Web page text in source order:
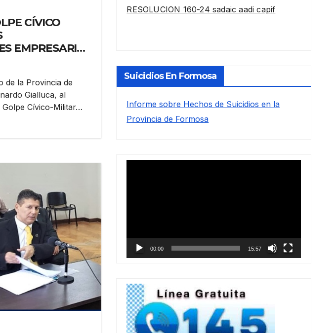
CÍVICO
EMPRESARIAS
DÍA
EN
BOLSILLO DE
de la Provincia de
Gialluca, al
Cívico-Militar…
RESOLUCION 160-24 sadaic aadi capif
Suicidios En Formosa
Informe sobre Hechos de Suicidios en la
Provincia de Formosa
00:00 15:57